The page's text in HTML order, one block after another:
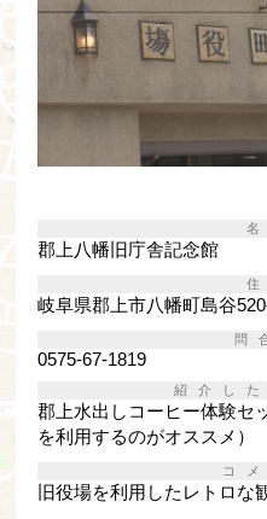
郡上八幡旧庁舎記念館
岐阜県郡上市八幡町島谷
問
0575-67-1819
紹介し
郡上水出しコーヒー体験セ
を利用するのがオススメ）
コ
旧役場を利用したレトロな